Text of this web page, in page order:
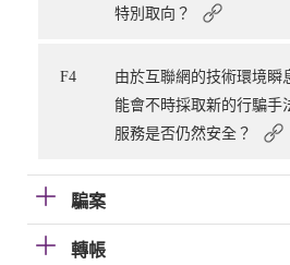
特別取向？
F4
由於互聯網的技術環境瞬
能會不時採取新的行騙手
服務是否仍然安全？
騙案
轉帳